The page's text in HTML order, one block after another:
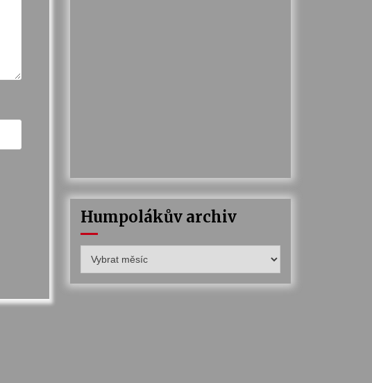
Humpolákův archiv
archiv